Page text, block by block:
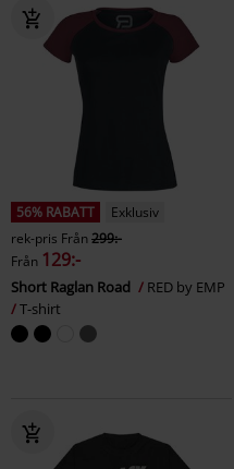
56% RABATT
Exklusiv
rek-pris Från299:-
Från 129:-
Short Raglan Road
RED by EMP
T-shirt